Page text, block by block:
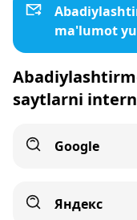
ma'lumot
saytlarni
Google
Яндекс